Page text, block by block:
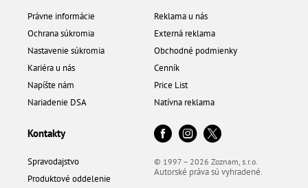
Právne informácie
Ochrana súkromia
Nastavenie súkromia
Kariéra u nás
Napíšte nám
Nariadenie DSA
Reklama u nás
Externá reklama
Obchodné podmienky
Cenník
Price List
Natívna reklama
Kontakty
Spravodajstvo
Produktové oddelenie
© 1997 – 2026 Zoznam, s.r.o.
Autorské práva sú vyhradené.